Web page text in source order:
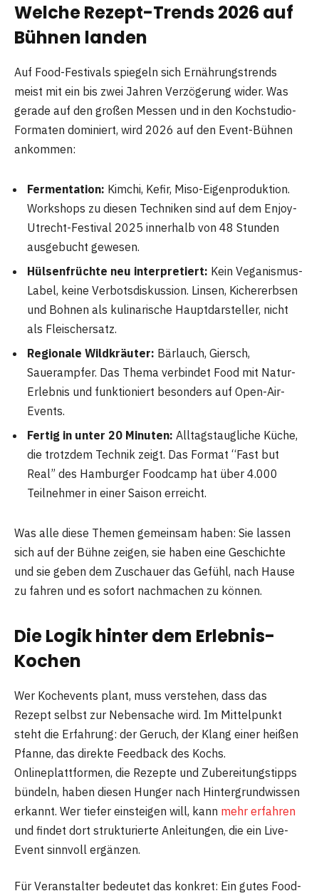
Welche Rezept-Trends 2026 auf
Bühnen landen
Auf Food-Festivals spiegeln sich Ernährungstrends
meist mit ein bis zwei Jahren Verzögerung wider. Was
gerade auf den großen Messen und in den Kochstudio-
Formaten dominiert, wird 2026 auf den Event-Bühnen
ankommen:
Fermentation: Kimchi, Kefir, Miso-Eigenproduktion.
Workshops zu diesen Techniken sind auf dem Enjoy-
Utrecht-Festival 2025 innerhalb von 48 Stunden
ausgebucht gewesen.
Hülsenfrüchte neu interpretiert: Kein Veganismus-
Label, keine Verbotsdiskussion. Linsen, Kichererbsen
und Bohnen als kulinarische Hauptdarsteller, nicht
als Fleischersatz.
Regionale Wildkräuter: Bärlauch, Giersch,
Sauerampfer. Das Thema verbindet Food mit Natur-
Erlebnis und funktioniert besonders auf Open-Air-
Events.
Fertig in unter 20 Minuten: Alltagstaugliche Küche,
die trotzdem Technik zeigt. Das Format “Fast but
Real” des Hamburger Foodcamp hat über 4.000
Teilnehmer in einer Saison erreicht.
Was alle diese Themen gemeinsam haben: Sie lassen
sich auf der Bühne zeigen, sie haben eine Geschichte
und sie geben dem Zuschauer das Gefühl, nach Hause
zu fahren und es sofort nachmachen zu können.
Die Logik hinter dem Erlebnis-
Kochen
Wer Kochevents plant, muss verstehen, dass das
Rezept selbst zur Nebensache wird. Im Mittelpunkt
steht die Erfahrung: der Geruch, der Klang einer heißen
Pfanne, das direkte Feedback des Kochs.
Onlineplattformen, die Rezepte und Zubereitungstipps
bündeln, haben diesen Hunger nach Hintergrundwissen
erkannt. Wer tiefer einsteigen will, kann mehr erfahren
und findet dort strukturierte Anleitungen, die ein Live-
Event sinnvoll ergänzen.
Für Veranstalter bedeutet das konkret: Ein gutes Food-